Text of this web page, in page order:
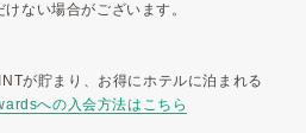
ない場合がございます。
が貯まり、お得にホテルに泊まれる
への入会方法はこちら